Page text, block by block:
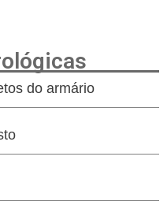
do armário